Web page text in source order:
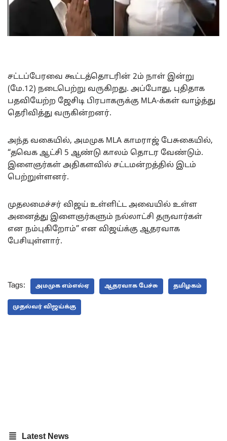
சட்டப்பேரவை கூட்டத்தொடரின் 2ம் நாள் இன்று
(மே.12) நடைபெற்று வருகிறது. அப்போது, புதிதாக
பதவியேற்ற ஜேசிடி பிரபாகருக்கு MLA-க்கள் வாழ்த்து
தெரிவித்து வருகின்றனர்.
அந்த வகையில், அமமுக MLA காமராஜ் பேசுகையில்,
“தவெக ஆட்சி 5 ஆண்டு காலம் தொடர வேண்டும்.
இளைஞர்கள் அதிகளவில் சட்டமன்றத்தில் இடம்
பெற்றுள்ளனர்.
முதலமைச்சர் விஜய் உள்ளிட்ட அவையில் உள்ள
அனைத்து இளைஞர்களும் நல்லாட்சி தருவார்கள்
என நம்புகிறோம்” என விஜய்க்கு ஆதரவாக
பேசியுள்ளார்.
Tags: அமமுக எம்எல்ஏ ஆதரவாக பேச்சு தமிழகம்
முதல்வர் விஜய்க்கு
Latest News